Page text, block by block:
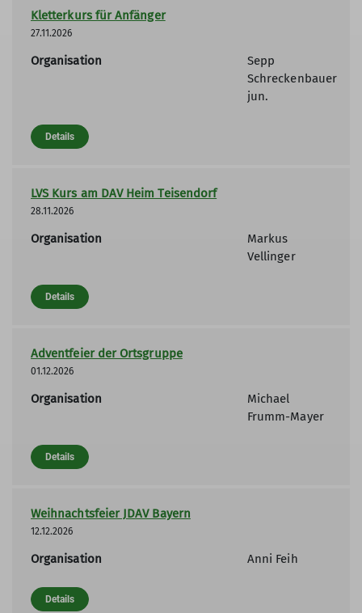
Kletterkurs für Anfänger
27.11.2026
Organisation
Sepp
Schreckenbauer
jun.
Details
LVS Kurs am DAV Heim Teisendorf
28.11.2026
Organisation
Markus
Vellinger
Details
Adventfeier der Ortsgruppe
01.12.2026
Organisation
Michael
Frumm-Mayer
Details
Weihnachtsfeier JDAV Bayern
12.12.2026
Organisation Anni Feih
Details